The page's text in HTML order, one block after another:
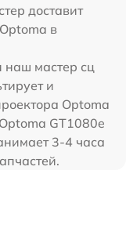
доставит
в
наш мастер сц
и
Optoma
GT1080e
3-4 часа